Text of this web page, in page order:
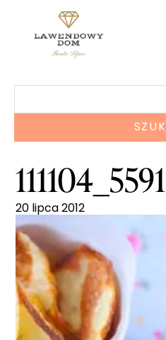
111104_5591
20 lipca 2012